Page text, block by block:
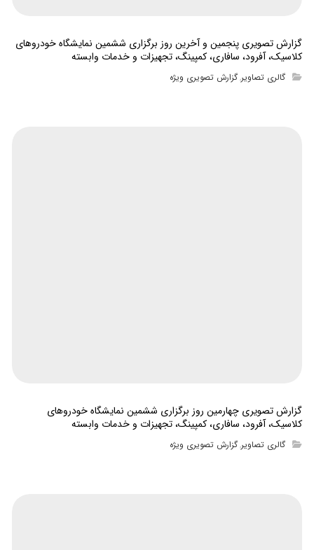
گزارش تصویری پنجمین و آخرین روز برگزاری ششمین نمایشگاه خودروهای
کلاسیک، آفرود، سافاری، کمپینگ، تجهیزات و خدمات وابسته
گالری تصاویر,گزارش تصویری ویژه
گزارش تصویری چهارمین روز برگزاری ششمین نمایشگاه خودروهای
کلاسیک، آفرود، سافاری، کمپینگ، تجهیزات و خدمات وابسته
گالری تصاویر,گزارش تصویری ویژه